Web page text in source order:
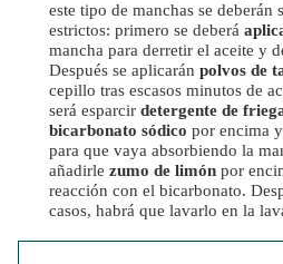
este tipo de manchas se deberán
estrictos: primero se deberá
mancha para derretir el aceite y
Después se aplicarán polvos de
cepillo tras escasos minutos de
será esparcir detergente de
bicarbonato sódico por encima
para que vaya absorbiendo la
añadirle zumo de limón por
reacción con el bicarbonato.
casos, habrá que lavarlo en la